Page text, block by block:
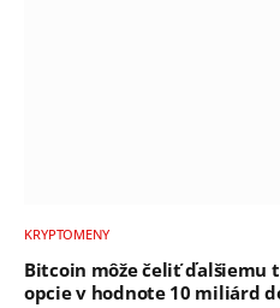
KRYPTOMENY
Bitcoin môže čeliť ďalšiemu
opcie v hodnote 10 miliárd